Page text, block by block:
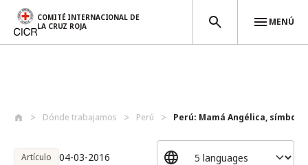
COMITÉ INTERNACIONAL DE
LA CRUZ ROJA
MENÚ
Dónde trabajamos Perú Perú: Mamá Angélica, símbolo
Artículo 04-03-2016